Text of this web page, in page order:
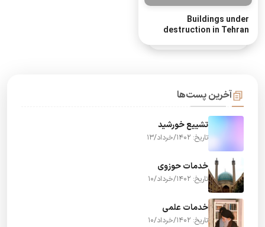
Buildings under
destruction in Tehran
آخرین پست‌ها
تشییع خورشید
تاریخ: 1402/خرداد/13
خدمات حوزوی
تاریخ: 1402/خرداد/10
خدمات علمی
تاریخ: 1402/خرداد/10